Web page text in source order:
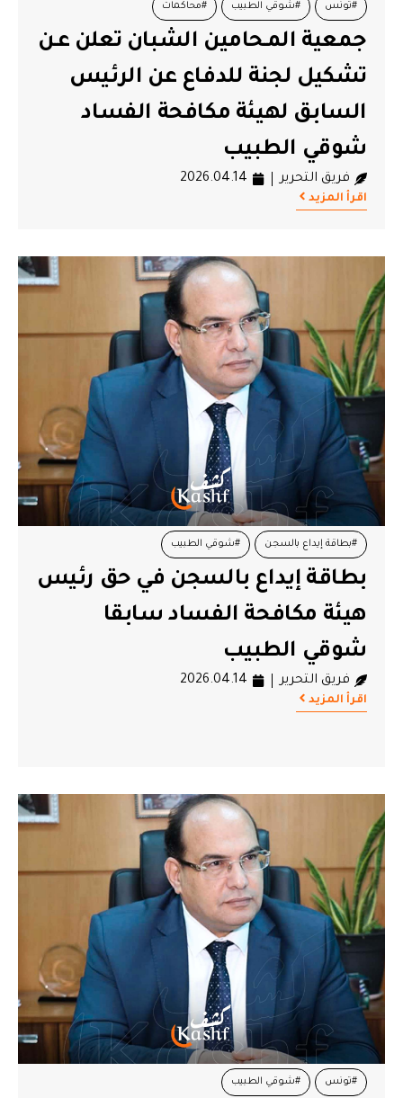
#تونس #شوقي الطبيب #محاكمات
جمعية المـحامين الشبان تعلن عـن
تشكيل لجنة للدفاع عن الرئيس
السابق لهيئة مكافحة الفساد
شوقي الطبيب
فريق التحرير 2026.04.14
اقرأ المزيد
#بطاقة إيداع بالسجن #شوقي الطبيب
بطاقة إيداع بالسجن في حق رئيس
هيئة مكافحة الفساد سابقا
شوقي الطبيب
فريق التحرير 2026.04.14
اقرأ المزيد
#تونس #شوقي الطبيب